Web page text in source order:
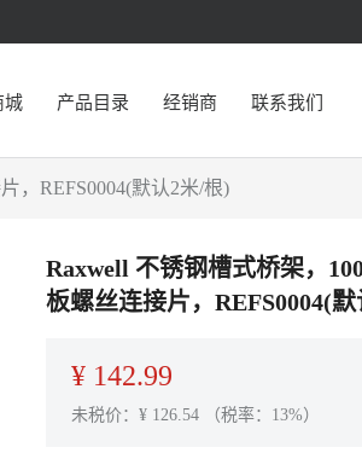
城 产品目录 经销商 联系我们
，REFS0004(默认2米/根)
Raxwell 不锈钢槽式桥架，
板螺丝连接片，REFS0004(
¥ 142.99
未税价：¥ 126.54（税率：13%）